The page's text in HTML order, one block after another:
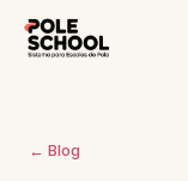
← Blog